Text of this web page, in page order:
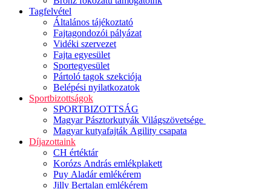
Tagfelvétel
Általános tájékoztató
Fajtagondozói pályázat
Vidéki szervezet
Fajta egyesület
Sportegyesület
Pártoló tagok szekciója
Belépési nyilatkozatok
Sportbizottságok
SPORTBIZOTTSÁG
Magyar Pásztorkutyák Világszövetsége
Magyar kutyafajták Agility csapata
Díjazottaink
CH értéktár
Korózs András emlékplakett
Puy Aladár emlékérem
Jilly Bertalan emlékérem